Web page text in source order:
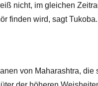
nicht, im gleichen
finden wird, sagt Tukoba.
von Maharashtra, die